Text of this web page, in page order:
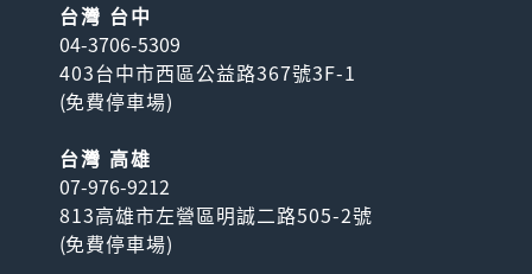
台灣 台中
04-3706-5309
403台中市西區公益路367號3F-1
(免費停車場)
台灣 高雄
07-976-9212
813高雄市左營區明誠二路505-2號
(免費停車場)